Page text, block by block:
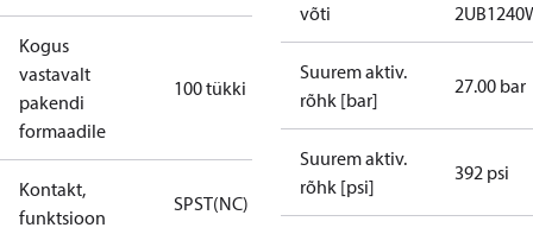
Kogus
vastavalt
pakendi
formaadile
100 tükki
Kontakt,
funktsioon
SPST(NC)
võti
Suurem aktiv.
rõhk [bar]
27.00 bar
Suurem aktiv.
rõhk [psi]
392 psi